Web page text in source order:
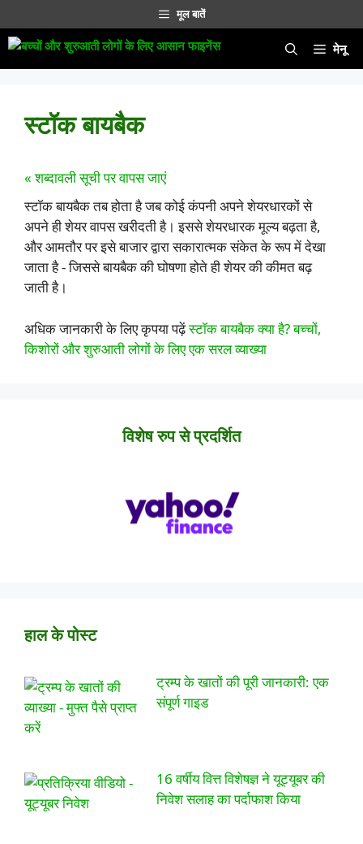
पर
जाएं
मूल बातें
मेनू
स्टॉक बायबैक
« शब्दावली सूची पर वापस जाएं
स्टॉक बायबैक तब होता है जब कोई कंपनी अपने शेयरधारकों से
अपने ही शेयर वापस खरीदती है। इससे शेयरधारक मूल्य बढ़ता है,
और आमतौर पर इसे बाजार द्वारा सकारात्मक संकेत के रूप में देखा
जाता है - जिससे बायबैक की घोषणा होते ही शेयर की कीमत बढ़
जाती है।
अधिक जानकारी के लिए कृपया पढ़ेंस्टॉक बायबैक क्या है? बच्चों,
किशोरों और शुरुआती लोगों के लिए एक सरल व्याख्या
विशेष रुप से प्रदर्शित
हाल के पोस्ट
ट्रम्प के खातों की पूरी जानकारी: एक
संपूर्ण गाइड
16 वर्षीय वित्त विशेषज्ञ ने यूट्यूबर की
निवेश सलाह का पर्दाफाश किया